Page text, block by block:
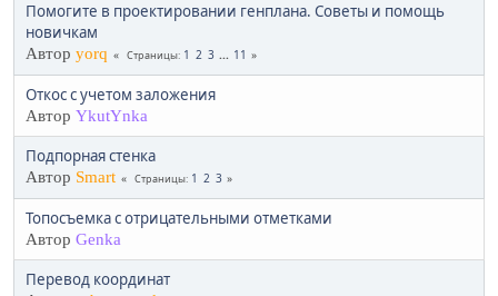
Помогите в проектировании генплана. Советы и помощь
новичкам
Автор yorq Страницы 1 2 3 ... 11
Откос с учетом заложения
Автор YkutYnka
Подпорная стенка
Автор Smart Страницы 1 2 3
Топосъемка с отрицательными отметками
Автор Genka
Перевод координат